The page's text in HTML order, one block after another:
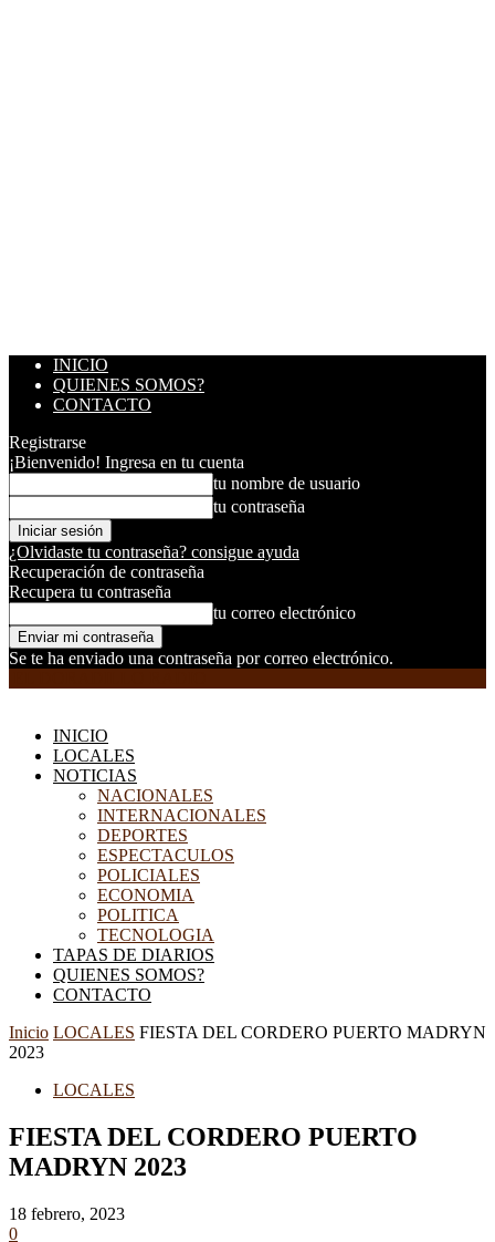
INICIO
QUIENES SOMOS?
CONTACTO
Registrarse
¡Bienvenido! Ingresa en tu cuenta
tu nombre de usuario
tu contraseña
¿Olvidaste tu contraseña? consigue ayuda
Recuperación de contraseña
Recupera tu contraseña
tu correo electrónico
Se te ha enviado una contraseña por correo electrónico.
INICIO
LOCALES
NOTICIAS
NACIONALES
INTERNACIONALES
DEPORTES
ESPECTACULOS
POLICIALES
ECONOMIA
POLITICA
TECNOLOGIA
TAPAS DE DIARIOS
QUIENES SOMOS?
CONTACTO
Inicio LOCALES FIESTA DEL CORDERO PUERTO MADRYN
2023
LOCALES
FIESTA DEL CORDERO PUERTO
MADRYN 2023
18 febrero, 2023
0